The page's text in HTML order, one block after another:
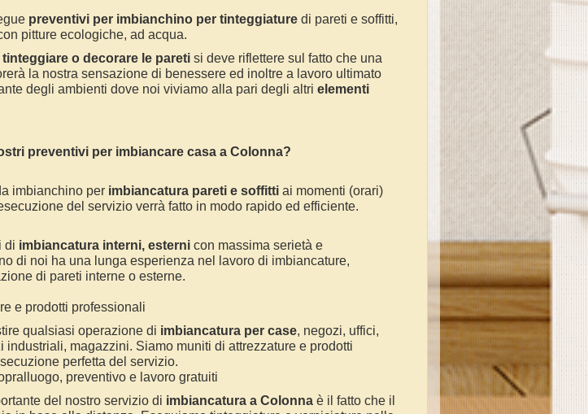
preventivi per imbianchino per tinteggiature di pareti e soffitti,
pitture ecologiche, ad acqua.
tinteggiare o decorare le pareti si deve riflettere sul fatto che una
la nostra sensazione di benessere ed inoltre a lavoro ultimato
degli ambienti dove noi viviamo alla pari degli altri elementi
preventivi per imbiancare casa a Colonna?
imbianchino per imbiancatura pareti e soffitti ai momenti (orari)
del servizio verrà fatto in modo rapido ed efficiente.
di imbiancatura interni, esterni con massima serietà e
di noi ha una lunga esperienza nel lavoro di imbiancature,
di pareti interne o esterne.
e prodotti professionali
qualsiasi operazione di imbiancatura per case, negozi, uffici,
industriali, magazzini. Siamo muniti di attrezzature e prodotti
perfetta del servizio.
preventivo e lavoro gratuiti
del nostro servizio di imbiancatura a Colonna è il fatto che il